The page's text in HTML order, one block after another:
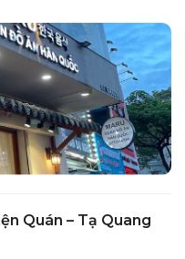
Quán – Tạ Quang